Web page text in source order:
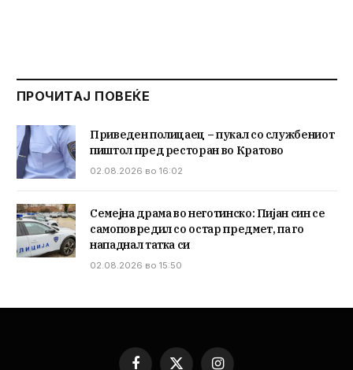
ПРОЧИТАЈ ПОВЕЌЕ
Приведен полицаец – пукал со службениот
пиштол пред ресторан во Кратово
02.08.2026 во 16:02
Семејна драма во неготинско: Пијан син се
самоповредил со остар предмет, па го
нападнал татка си
02.08.2026 во 15:50